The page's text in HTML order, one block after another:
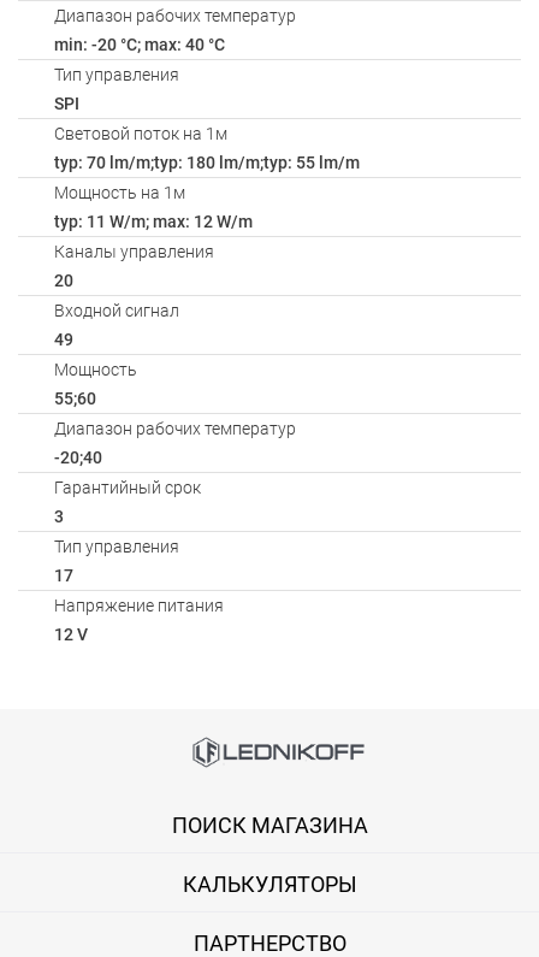
Диапазон рабочих температур
min: -20 °C; max: 40 °C
Тип управления
SPI
Световой поток на 1м
typ: 70 lm/m;typ: 180 lm/m;typ: 55 lm/m
Мощность на 1м
typ: 11 W/m; max: 12 W/m
Каналы управления
20
Входной сигнал
49
Мощность
55;60
Диапазон рабочих температур
-20;40
Гарантийный срок
3
Тип управления
17
Напряжение питания
12 V
Вы можете оплатить покупку на сайте банковской картой
Оплата при получении
Вы можете оплатить заказ непосредственно при получении
ПОИСК МАГАЗИНА
КАЛЬКУЛЯТОРЫ
ПАРТНЕРСТВО